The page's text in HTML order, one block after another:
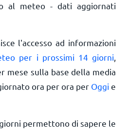
al meteo - dati aggiornati
l'accesso ad informazioni
per i prossimi 14 giorni
mese sulla base della media
ora per ora per Oggi e
permettono di sapere le